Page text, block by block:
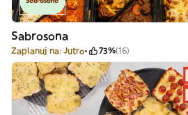
Sabrosona
Zaplanuj na: Jutro 73%(16)